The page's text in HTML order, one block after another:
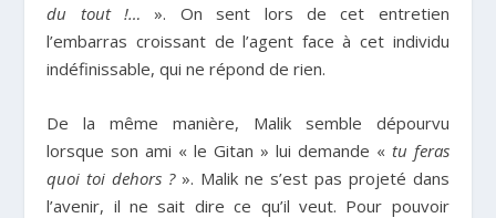
du tout !… ». On sent lors de cet entretien
l’embarras croissant de l’agent face à cet individu
indéfinissable, qui ne répond de rien.
De la même manière, Malik semble dépourvu
lorsque son ami « le Gitan » lui demande «tu feras
quoi toi dehors ? ». Malik ne s’est pas projeté dans
l’avenir, il ne sait dire ce qu’il veut. Pour pouvoir